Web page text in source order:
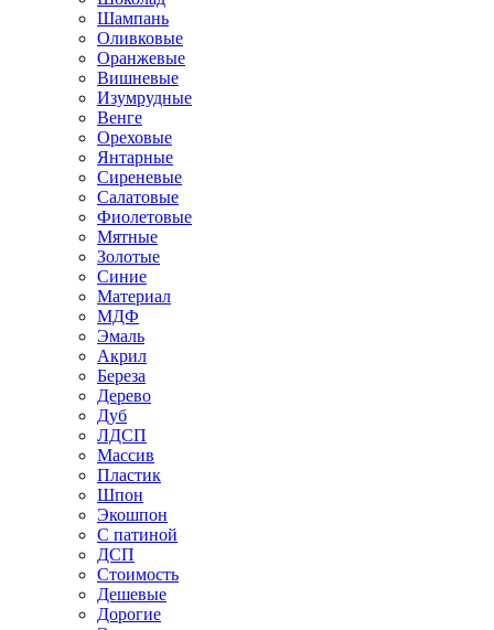
Шампань
Оливковые
Оранжевые
Вишневые
Изумрудные
Венге
Ореховые
Янтарные
Сиреневые
Салатовые
Фиолетовые
Мятные
Золотые
Синие
Материал
МДФ
Эмаль
Акрил
Береза
Дерево
Дуб
ЛДСП
Массив
Пластик
Шпон
Экошпон
С патиной
ДСП
Стоимость
Дешевые
Дорогие